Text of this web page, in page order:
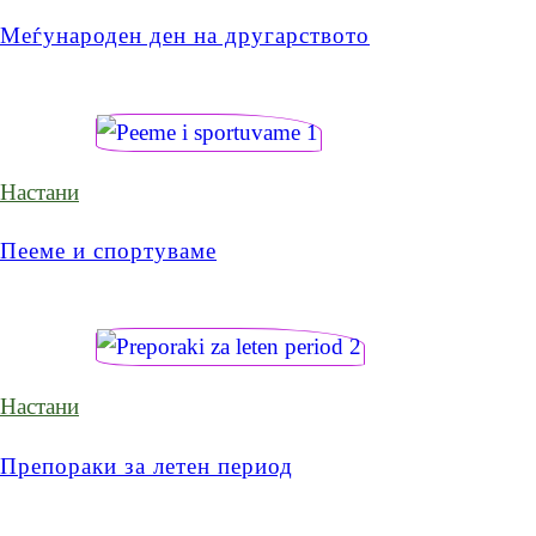
Меѓународен ден на другарството
Настани
Пееме и спортуваме
Настани
Препораки за летен период